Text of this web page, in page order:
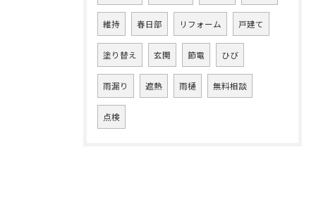
維持 春日部 リフォーム 戸建て
塗り替え 玄関 節電 ひび
雨漏り 遮熱 雨樋 無料相談
点検